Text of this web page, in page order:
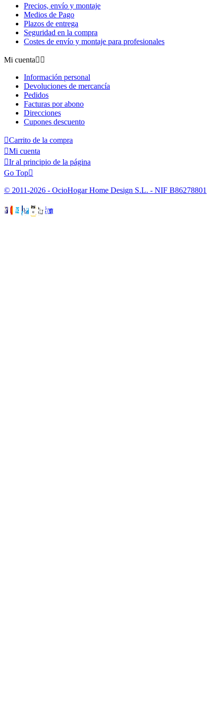
Precios, envío y montaje
Medios de Pago
Plazos de entrega
Seguridad en la compra
Costes de envío y montaje para profesionales
Mi cuenta 
Información personal
Devoluciones de mercancía
Pedidos
Facturas por abono
Direcciones
Cupones descuento
Carrito de la compra
Mi cuenta
Ir al principio de la página
Go Top
© 2011-2026 - OcioHogar Home Design S.L. - NIF B86278801